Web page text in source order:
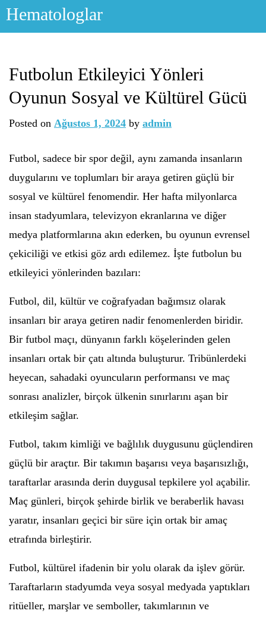
Skip
Hematologlar
Futbolun Etkileyici Yönleri
Oyunun Sosyal ve Kültürel Gücü
Posted on Ağustos 1, 2024 by admin
Futbol, sadece bir spor değil, aynı zamanda insanların
duygularını ve toplumları bir araya getiren güçlü bir
sosyal ve kültürel fenomendir. Her hafta milyonlarca
insan stadyumlara, televizyon ekranlarına ve diğer
medya platformlarına akın ederken, bu oyunun evrensel
çekiciliği ve etkisi göz ardı edilemez. İşte futbolun bu
etkileyici yönlerinden bazıları:
Futbol, dil, kültür ve coğrafyadan bağımsız olarak
insanları bir araya getiren nadir fenomenlerden biridir.
Bir futbol maçı, dünyanın farklı köşelerinden gelen
insanları ortak bir çatı altında buluşturur. Tribünlerdeki
heyecan, sahadaki oyuncuların performansı ve maç
sonrası analizler, birçok ülkenin sınırlarını aşan bir
etkileşim sağlar.
Futbol, takım kimliği ve bağlılık duygusunu güçlendiren
güçlü bir araçtır. Bir takımın başarısı veya başarısızlığı,
taraftarlar arasında derin duygusal tepkilere yol açabilir.
Maç günleri, birçok şehirde birlik ve beraberlik havası
yaratır, insanları geçici bir süre için ortak bir amaç
etrafında birleştirir.
Futbol, kültürel ifadenin bir yolu olarak da işlev görür.
Taraftarların stadyumda veya sosyal medyada yaptıkları
ritüeller, marşlar ve semboller, takımlarının ve